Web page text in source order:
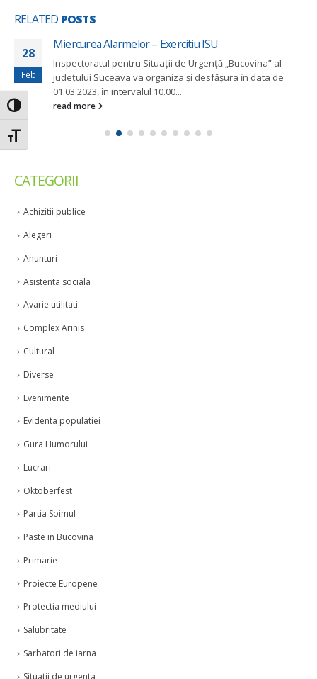
Toggle High Contrast
Toggle Font size
RELATED POSTS
28
Feb
Miercurea Alarmelor – Exercitiu ISU
Inspectoratul pentru Situații de Urgență „Bucovina” al
județului Suceava va organiza și desfășura în data de
01.03.2023, în intervalul 10.00...
read more
CATEGORII
Achizitii publice
Alegeri
Anunturi
Asistenta sociala
Avarie utilitati
Complex Arinis
Cultural
Diverse
Evenimente
Evidenta populatiei
Gura Humorului
Lucrari
Oktoberfest
Partia Soimul
Paste in Bucovina
Primarie
Proiecte Europene
Protectia mediului
Salubritate
Sarbatori de iarna
Situatii de urgenta